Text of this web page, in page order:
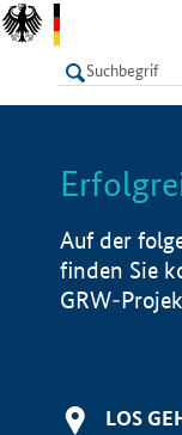
LISTE
Auf der
finden Sie
GRW-
LOS